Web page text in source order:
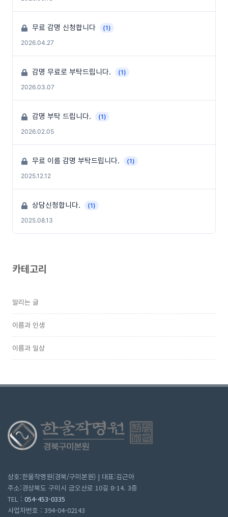
무료 감명 신청합니다
(1)
2026.04.27
감명 무료로 부탁드립니다.
(1)
2026.03.07
감명 부탁 드립니다.
(1)
2026.02.05
무료 이름 감명 부탁드립니다.
(1)
2025.12.12
상담신청합니다.
(1)
2025.08.13
카테고리
알리는 글
이름과 인생
이름과 일상
상호:한울작명원(경북/구미본원) | 대표:김근아
주소:경상북도 구미시 금오산로 10길 8-14. 3층
TEL : 054-453-0335
사업자번호 : 394-04-02143